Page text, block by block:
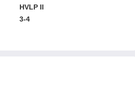
НVLP II
3-4